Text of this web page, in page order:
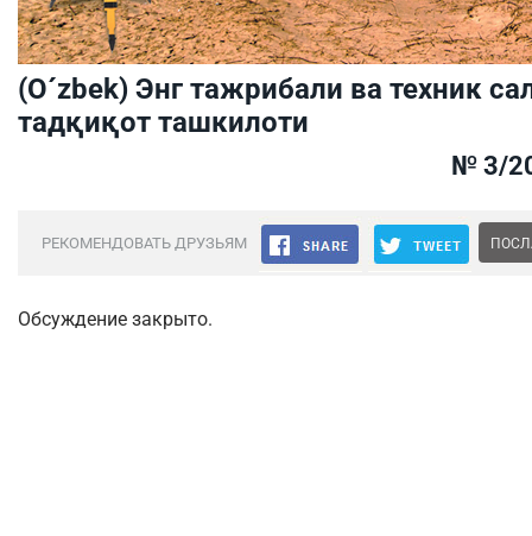
(O´zbek) Энг тажрибали ва техник
тадқиқот ташкилоти
№ 3/
РЕКОМЕНДОВАТЬ ДРУЗЬЯМ
Обсуждение закрыто.